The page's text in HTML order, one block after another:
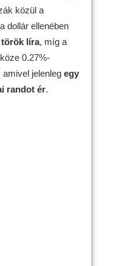
közül a
dollár ellenében
török líra, míg a
0.27%-
jelenleg egy
randot ér.